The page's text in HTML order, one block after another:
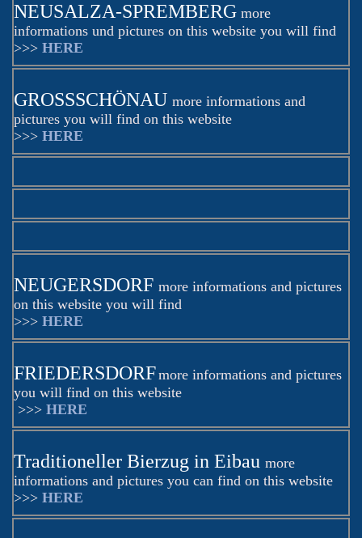
NEUSALZA-SPREMBERG more
informations und pictures on this website you will find
>>> HERE
GROSSSCHÖNAU more informations and
pictures you will find on this website
>>> HERE
NEUGERSDORF more informations and pictures
on this website you will find
>>> HERE
FRIEDERSDORFmore informations and pictures
you will find on this website
>>> HERE
Traditioneller Bierzug in Eibau more
informations and pictures you can find on this website
>>> HERE